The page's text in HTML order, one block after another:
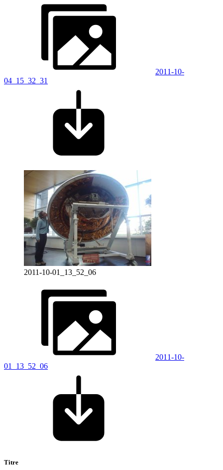
2011-10-
04_15_32_31
2011-10-01_13_52_06
2011-10-
01_13_52_06
Titre